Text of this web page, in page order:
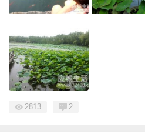
2813 2